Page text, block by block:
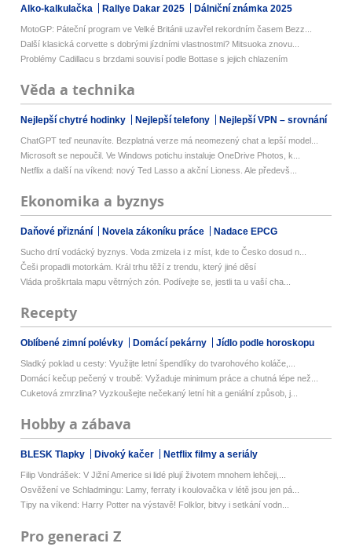
Alko-kalkulačka Rallye Dakar 2025 Dálniční známka 2025
MotoGP: Páteční program ve Velké Británii uzavřel rekordním časem Bezz...
Další klasická corvette s dobrými jízdními vlastnostmi? Mitsuoka znovu...
Problémy Cadillacu s brzdami souvisí podle Bottase s jejich chlazením
Věda a technika
Nejlepší chytré hodinky Nejlepší telefony Nejlepší VPN – srovnání
ChatGPT teď neunavíte. Bezplatná verze má neomezený chat a lepší model...
Microsoft se nepoučil. Ve Windows potichu instaluje OneDrive Photos, k...
Netflix a další na víkend: nový Ted Lasso a akční Lioness. Ale předevš...
Ekonomika a byznys
Daňové přiznání Novela zákoníku práce Nadace EPCG
Sucho drtí vodácký byznys. Voda zmizela i z míst, kde to Česko dosud n...
Češi propadli motorkám. Král trhu těží z trendu, který jiné děsí
Vláda proškrtala mapu větrných zón. Podívejte se, jestli ta u vaší cha...
Recepty
Oblíbené zimní polévky Domácí pekárny Jídlo podle horoskopu
Sladký poklad u cesty: Využijte letní špendlíky do tvarohového koláče,...
Domácí kečup pečený v troubě: Vyžaduje minimum práce a chutná lépe než...
Cuketová zmrzlina? Vyzkoušejte nečekaný letní hit a geniální způsob, j...
Hobby a zábava
BLESK Tlapky Divoký kačer Netflix filmy a seriály
Filip Vondrášek: V Jižní Americe si lidé plují životem mnohem lehčeji,...
Osvěžení ve Schladmingu: Lamy, ferraty i koulovačka v létě jsou jen pá...
Tipy na víkend: Harry Potter na výstavě! Folklor, bitvy i setkání vodn...
Pro generaci Z